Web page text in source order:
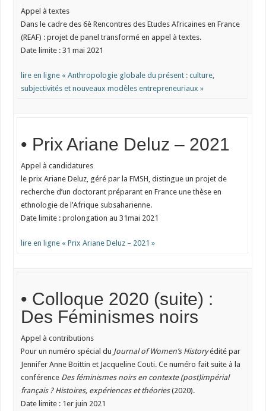
Appel à textes
Dans le cadre des 6è Rencontres des Etudes Africaines en France
(REAF) : projet de panel transformé en appel à textes.
Date limite : 31 mai 2021
lire en ligne « Anthropologie globale du présent : culture,
subjectivités et nouveaux modèles entrepreneuriaux »
• Prix Ariane Deluz – 2021
Appel à candidatures
le prix Ariane Deluz, géré par la FMSH, distingue un projet de
recherche d’un doctorant préparant en France une thèse en
ethnologie de l’Afrique subsaharienne.
Date limite : prolongation au 31mai 2021
lire en ligne « Prix Ariane Deluz – 2021 »
• Colloque 2020 (suite) :
Des Féminismes noirs
Appel à contributions
Pour un numéro spécial du Journal of Women’s Historyédité par
Jennifer Anne Boittin et Jacqueline Couti. Ce numéro fait suite à la
conférence Des féminismes noirs en contexte (post)impérial
français ? Histoires, expériences et théories(2020).
Date limite : 1er juin 2021